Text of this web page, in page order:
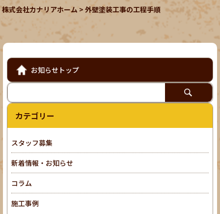
株式会社カナリアホーム >外壁塗装工事の工程手順
お知らせトップ
カテゴリー
スタッフ募集
新着情報・お知らせ
コラム
施工事例